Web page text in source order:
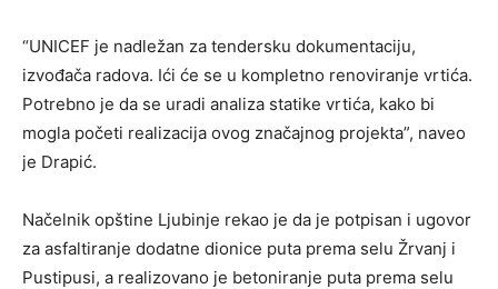
“UNICEF je nadležan za tendersku dokumentaciju,
izvođača radova. Ići će se u kompletno renoviranje vrtića.
Potrebno je da se uradi analiza statike vrtića, kako bi
mogla početi realizacija ovog značajnog projekta”, naveo
je Drapić.
Načelnik opštine Ljubinje rekao je da je potpisan i ugovor
za asfaltiranje dodatne dionice puta prema selu Žrvanj i
Pustipusi, a realizovano je betoniranje puta prema selu